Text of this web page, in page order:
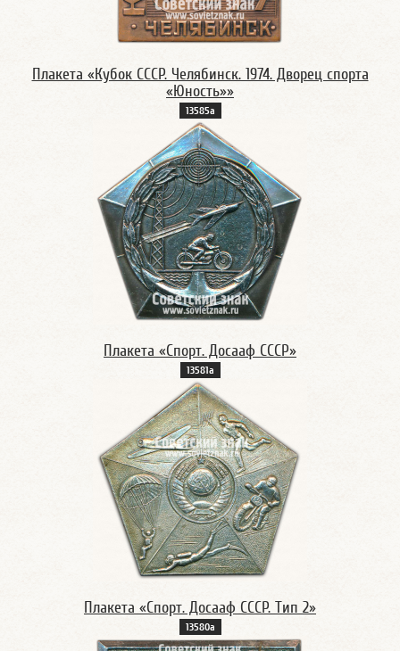
Плакета «Кубок СССР. Челябинск. 1974. Дворец спорта
«Юность»»
13585а
Плакета «Спорт. Досааф СССР»
13581а
Плакета «Спорт. Досааф СССР. Тип 2»
13580а